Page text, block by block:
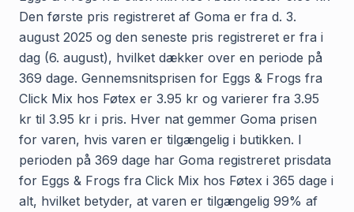
Den første pris registreret af Goma er fra d. 3.
august 2025 og den seneste pris registreret er fra i
dag (6. august), hvilket dækker over en periode på
369 dage. Gennemsnitsprisen for Eggs & Frogs fra
Click Mix hos Føtex er 3.95 kr og varierer fra 3.95
kr til 3.95 kr i pris. Hver nat gemmer Goma prisen
for varen, hvis varen er tilgængelig i butikken. I
perioden på 369 dage har Goma registreret prisdata
for Eggs & Frogs fra Click Mix hos Føtex i 365 dage i
alt, hvilket betyder, at varen er tilgængelig 99% af